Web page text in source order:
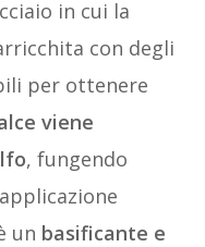
in cui la
con degli
per ottenere
viene
, fungendo
un basificante e